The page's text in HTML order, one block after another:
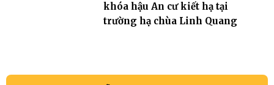
khóa hậu An cư kiết hạ tại
trường hạ chùa Linh Quang